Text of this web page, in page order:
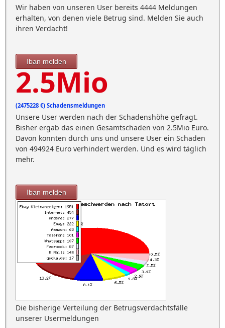
Wir haben von unseren User bereits 4444 Meldungen
erhalten, von denen viele Betrug sind. Melden Sie auch
ihren Verdacht!
Iban melden
2.5Mio
(2475228 €) Schadensmeldungen
Unsere User werden nach der Schadenshöhe gefragt.
Bisher ergab das einen Gesamtschaden von 2.5Mio Euro.
Davon konnten durch uns und unsere User ein Schaden
von 494924 Euro verhindert werden. Und es wird täglich
mehr.
Iban melden
Die bisherige Verteilung der Betrugsverdachtsfälle
unserer Usermeldungen